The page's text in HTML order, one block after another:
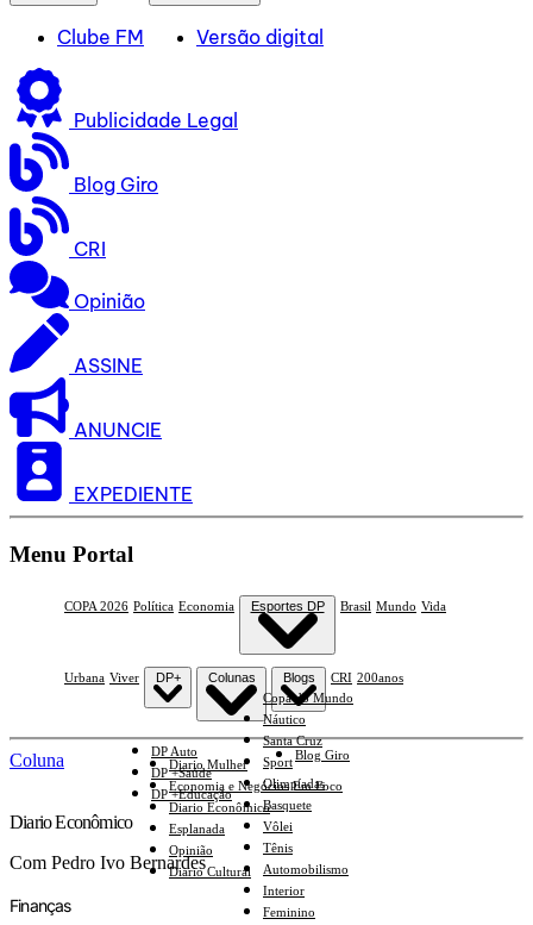
Clube FM Versão digital
Publicidade Legal
Blog Giro
CRI
Opinião
ASSINE
ANUNCIE
EXPEDIENTE
Menu Portal
COPA 2026 Política Economia Esportes DP
Copa do Mundo
Náutico
Santa Cruz
Sport
Olimpíadas
Basquete
Vôlei
Tênis
Automobilismo
Interior
Feminino
Brasil Mundo Vida
Urbana Viver DP+
DP Auto
DP +Saúde
DP +Educação
Colunas
Diario Mulher
Economia e Negócios Em Foco
Diario Econômico
Esplanada
Opinião
Diario Cultural
Blogs
Blog Giro
CRI 200anos
Coluna
Diario Econômico
Com Pedro Ivo Bernardes
Finanças